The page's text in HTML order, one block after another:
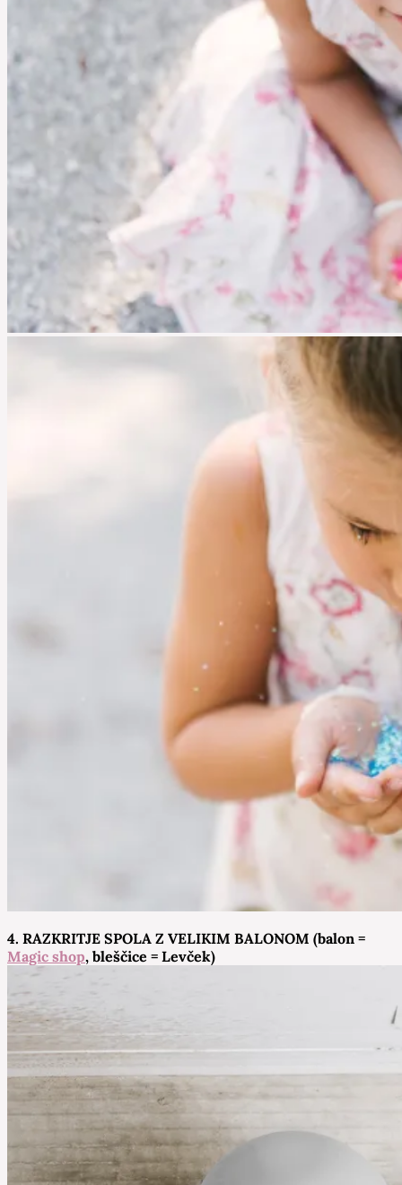
4. RAZKRITJE SPOLA Z VELIKIM BALONOM (balon =
Magic shop, bleščice = Levček)